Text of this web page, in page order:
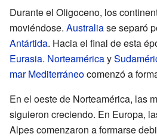
Durante el Oligoceno, los
moviéndose. Australiase separó
Antártida. Hacia el final de esta
Eurasia. Norteaméricay
mar Mediterráneocomenzó a
En el oeste de Norteamérica, las
siguieron creciendo. En Europa,
Alpes comenzaron a formarse